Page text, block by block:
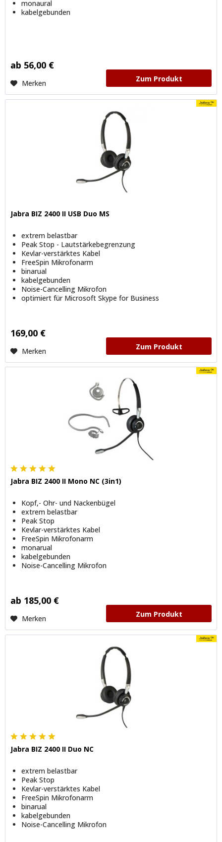
monaural
kabelgebunden
ab 56,00 €
Merken Zum Produkt
Jabra BIZ 2400 II USB Duo MS
extrem belastbar
Peak Stop - Lautstärkebegrenzung
Kevlar-verstärktes Kabel
FreeSpin Mikrofonarm
binarual
kabelgebunden
Noise-Cancelling Mikrofon
optimiert für Microsoft Skype for Business
169,00 €
Merken Zum Produkt
Jabra BIZ 2400 II Mono NC (3in1)
Kopf,- Ohr- und Nackenbügel
extrem belastbar
Peak Stop
Kevlar-verstärktes Kabel
FreeSpin Mikrofonarm
monarual
kabelgebunden
Noise-Cancelling Mikrofon
ab 185,00 €
Merken Zum Produkt
Jabra BIZ 2400 II Duo NC
extrem belastbar
Peak Stop
Kevlar-verstärktes Kabel
FreeSpin Mikrofonarm
binarual
kabelgebunden
Noise-Cancelling Mikrofon